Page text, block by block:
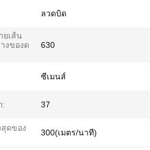
ลวดบิด
ยเส้น
งของด
630
ซีเมนส์
: 37
สุดของ
300(เมตร/นาที)